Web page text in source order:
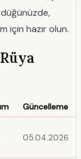
için hazır olun.
Güncelleme
05.04.2026